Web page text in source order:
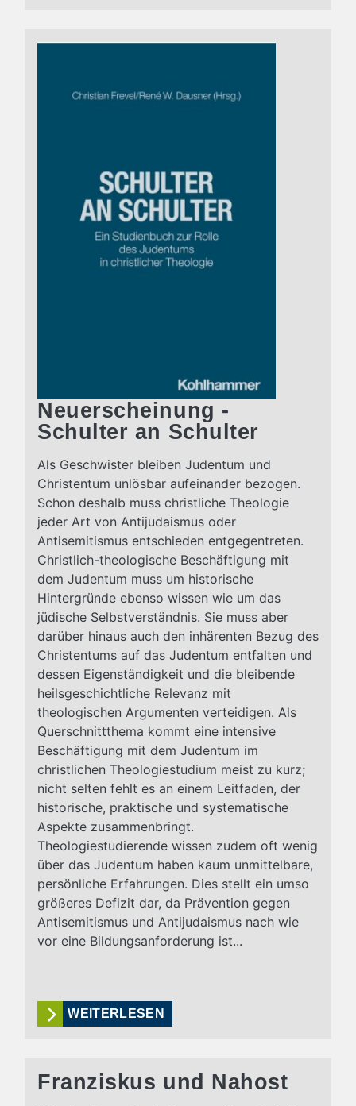
Neuerscheinung -
Schulter an Schulter
Als Geschwister bleiben Judentum und
Christentum unlösbar aufeinander bezogen.
Schon deshalb muss christliche Theologie
jeder Art von Antijudaismus oder
Antisemitismus entschieden entgegentreten.
Christlich-theologische Beschäftigung mit
dem Judentum muss um historische
Hintergründe ebenso wissen wie um das
jüdische Selbstverständnis. Sie muss aber
darüber hinaus auch den inhärenten Bezug des
Christentums auf das Judentum entfalten und
dessen Eigenständigkeit und die bleibende
heilsgeschichtliche Relevanz mit
theologischen Argumenten verteidigen. Als
Querschnittthema kommt eine intensive
Beschäftigung mit dem Judentum im
christlichen Theologiestudium meist zu kurz;
nicht selten fehlt es an einem Leitfaden, der
historische, praktische und systematische
Aspekte zusammenbringt.
Theologiestudierende wissen zudem oft wenig
über das Judentum haben kaum unmittelbare,
persönliche Erfahrungen. Dies stellt ein umso
größeres Defizit dar, da Prävention gegen
Antisemitismus und Antijudaismus nach wie
vor eine Bildungsanforderung ist...
WEITERLESEN
Franziskus und Nahost